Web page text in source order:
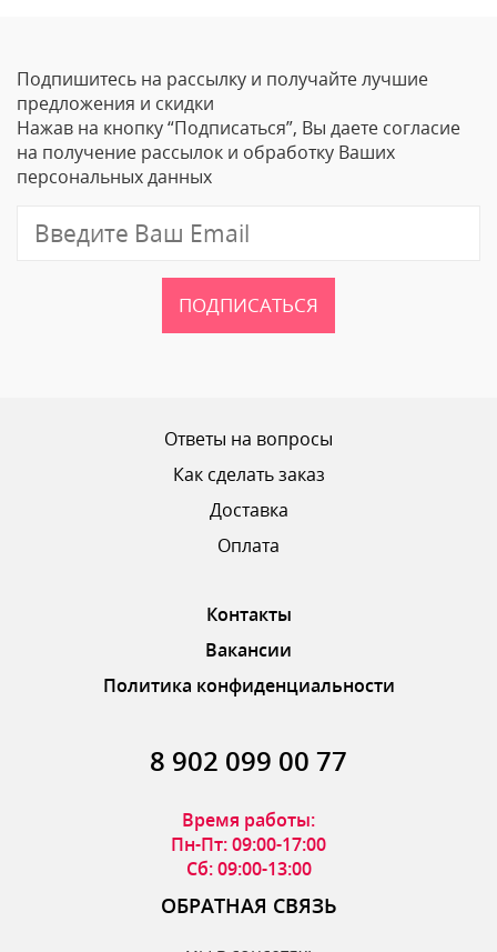
Ваше Имя
Email
ОТПРАВИТЬ ОТЗЫВ
Подпишитесь на рассылку и получайте лучшие
предложения и скидки
Нажав на кнопку “Подписаться”, Вы даете согласие
на получение рассылок и обработку Ваших
персональных данных
ПОДПИСАТЬСЯ
Ответы на вопросы
Как сделать заказ
Доставка
Оплата
Контакты
Вакансии
Политика конфиденциальности
8 902 099 00 77
Время работы:
Пн-Пт: 09:00-17:00
Сб: 09:00-13:00
ОБРАТНАЯ СВЯЗЬ